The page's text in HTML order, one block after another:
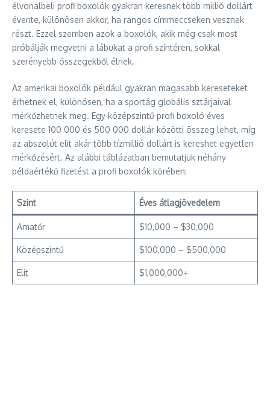
élvonalbeli profi boxolók gyakran keresnek több millió dollárt
évente, különösen akkor, ha rangos címmeccseken vesznek
részt. Ezzel szemben azok a boxolók, akik még csak most
próbálják megvetni a lábukat a profi színtéren, sokkal
szerényebb összegekből élnek.
Az amerikai boxolók például gyakran magasabb kereseteket
érhetnek el, különösen, ha a sportág globális sztárjaival
mérkőzhetnek meg. Egy középszintű profi boxoló éves
keresete 100 000 és 500 000 dollár közötti összeg lehet, míg
az abszolút elit akár több tízmillió dollárt is kereshet egyetlen
mérkőzésért. Az alábbi táblázatban bemutatjuk néhány
példaértékű fizetést a profi boxolók körében:
Szint Éves átlagjövedelem
Amatőr $10,000 – $30,000
Középszintű $100,000 – $500,000
Elit $1,000,000+